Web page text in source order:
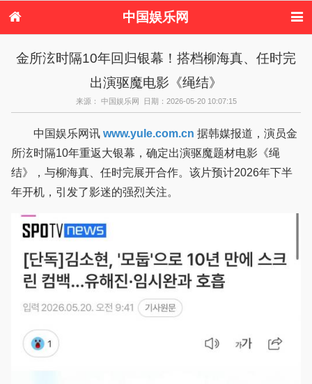
中国娱乐网
电视剧
演唱会 综艺节目
偶像活动
金所泫时隔10年回归银幕！搭档柳海真、任时完
出演驱魔电影《绳结》
来源： 中国娱乐网 日期：2026-05-20 10:07:15
中国娱乐网讯 www.yule.com.cn
所泫时隔10年重返大银幕，确定出演驱魔题材电影《绳
结》，与柳海真、任时完展开合作。该片预计2026年下半
年开机，引发了影迷的强烈关注。